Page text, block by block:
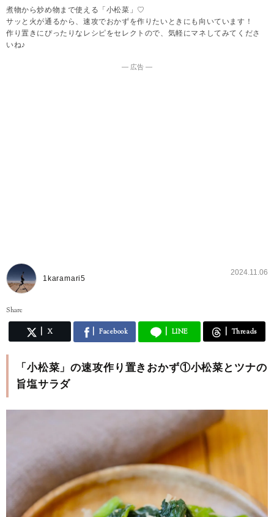
煮物から炒め物まで使える「小松菜」♡
サッと火が通るから、速攻でおかずを作りたいときにも向いています！
作り置きにぴったりなレシピをセレクトので、気軽にマネしてみてくださ
いね♪
― 広告 ―
1karamari5
2024.11.06
Share
X Facebook LINE Threads
「小松菜」の速攻作り置きおかず①小松菜とツナの
旨塩サラダ